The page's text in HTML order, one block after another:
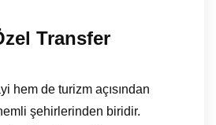
Transfer
hem de turizm açısından
şehirlerinden biridir.